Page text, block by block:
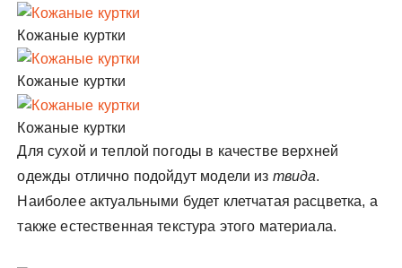
Кожаные куртки
Кожаные куртки
Кожаные куртки
Для сухой и теплой погоды в качестве верхней
одежды отлично подойдут модели из твида.
Наиболее актуальными будет клетчатая расцветка, а
также естественная текстура этого материала.